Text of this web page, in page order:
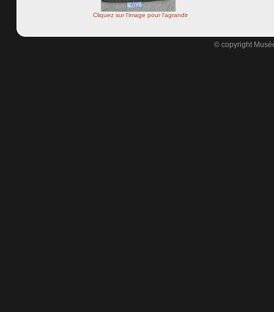
Cliquez sur l'image pour l'agrandir
© copyright